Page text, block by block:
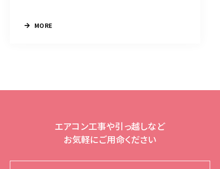
MORE
エアコン工事や引っ越しなど
お気軽にご用命ください